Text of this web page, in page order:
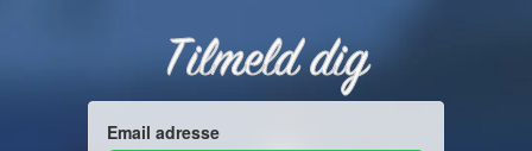
Tilmeld dig
Email adresse